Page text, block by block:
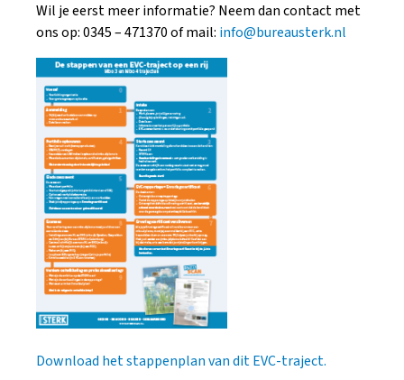
Wil je eerst meer informatie? Neem dan contact met
ons op: 0345 – 471370 of mail: info@bureausterk.nl
Download het stappenplan van dit EVC-traject.